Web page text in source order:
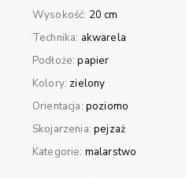
Wysokość: 20 cm
Technika: akwarela
Podłoże:papier
Kolory: zielony
Orientacja: poziomo
Skojarzenia:pejzaż
Kategorie: malarstwo